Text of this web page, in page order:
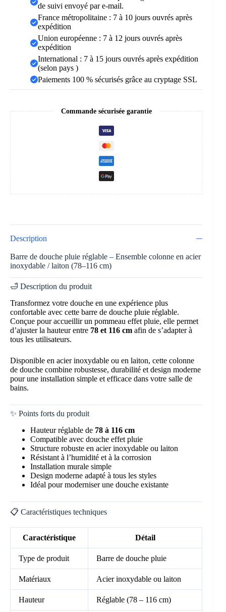
de suivi envoyé par e-mail.
France métropolitaine : 7 à 10 jours ouvrés après
expédition
Union européenne : 7 à 12 jours ouvrés après
expédition
International : 7 à 15 jours ouvrés après expédition
(selon pays )
Paiements 100 % sécurisés grâce au cryptage SSL
Commande sécurisée garantie
Description
Barre de douche pluie réglable – Ensemble colonne en acier
inoxydable / laiton (78–116 cm)
🛁 Description du produit
Transformez votre douche en une expérience plus
confortable avec cette barre de douche pluie réglable.
Conçue pour accueillir un pommeau effet pluie, elle permet
d’ajuster la hauteur entre 78 et 116 cm afin de s’adapter à
tous les utilisateurs.
Disponible en acier inoxydable ou en laiton, cette colonne
de douche combine robustesse, durabilité et design moderne
pour une installation simple et efficace dans votre salle de
bains.
✨ Points forts du produit
Hauteur réglable de 78 à 116 cm
Compatible avec douche effet pluie
Structure robuste en acier inoxydable ou laiton
Résistant à l’humidité et à la corrosion
Installation murale simple
Design moderne adapté à tous les styles
Idéal pour moderniser une douche existante
📋 Caractéristiques techniques
Caractéristique Détail
Type de produit Barre de douche pluie
Matériaux Acier inoxydable ou laiton
Hauteur Réglable (78 – 116 cm)